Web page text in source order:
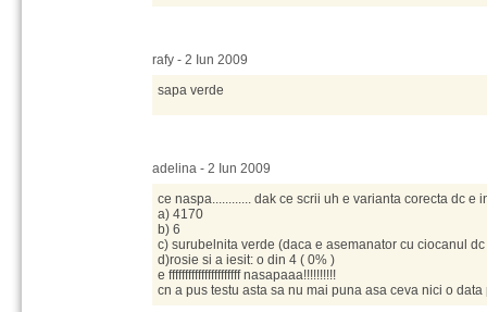
rafy - 2 Iun 2009
sapa verde
adelina - 2 Iun 2009
ce naspa............ dak ce scrii uh e varianta corecta dc e
a) 4170
b) 6
c) surubelnita verde (daca e asemanator cu ciocanul
d)rosie si a iesit: o din 4 ( 0% )
e ffffffffffffffffffffff nasapaaa!!!!!!!!!!
cn a pus testu asta sa nu mai puna asa ceva nici o data